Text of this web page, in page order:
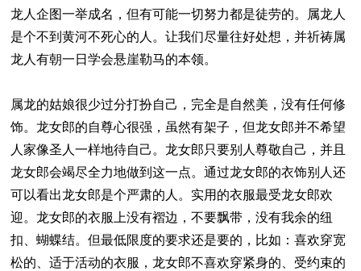
龙人企图一举成名，但有可能一切努力都是徒劳的。属龙人
是个不到黄河不死心的人。让我们尽量往好处想，并祈祷属
龙人有朝一日学会悬崖勒马的本领。
属龙的姑娘很少过分打扮自己，完全是自然美，没有任何修
饰。龙女郎的自尊心很强，虽然有架子，但龙女郎并不希望
人家像圣人一样地待自己。龙女郎只要别人尊敬自己，并且
龙女郎会竭尽全力地做到这一点。通过龙女郎的衣饰别人还
可以看出龙女郎是个严肃的人。实用的衣服最受龙女郎欢
迎。龙女郎的衣服上没有褶边，不要飘带，没有我余的纽
扣、蝴蝶结。但最低限度的要求还是要的，比如：喜欢穿宽
松的、适于活动的衣服，龙女郎不喜欢穿紧身的、受约束的